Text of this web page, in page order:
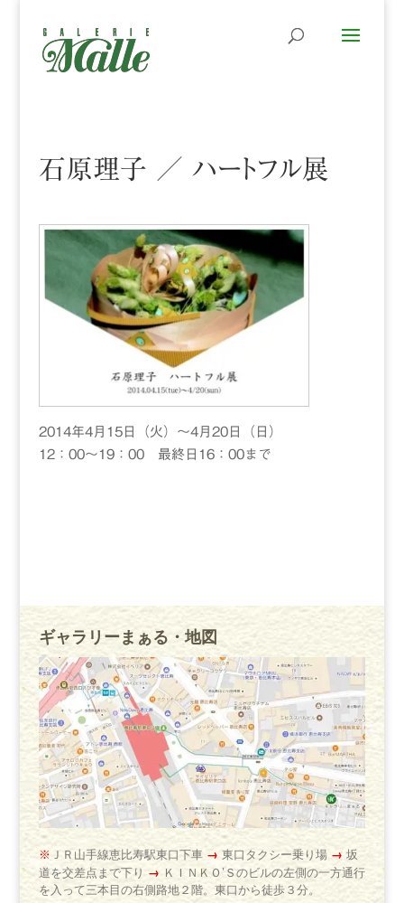
石原理子 ／ ハートフル展
2014年4月15日（火）〜4月20日（日）
12：00〜19：00 最終日16：00まで
ギャラリーまぁる・地図
※ ＪＲ山手線恵比寿駅東口下車 → 東口タクシー乗り場 → 坂
道を交差点まで下り → ＫＩＮＫＯ’Ｓのビルの左側の一方通行
を入って三本目の右側路地２階。東口から徒歩３分。